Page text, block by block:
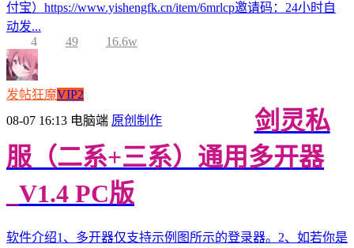
付宝）https://www.yishengfk.cn/item/6mrlcp邀请码：24小时自
动发...
4
49 16.6w
发帖狂魔VIP2
08-07 16:13 电脑端 原创制作
剑灵私
服（二系+三系）通用多开器
_V1.4 PC版
软件介绍1、多开器仅支持示例图所示的登录器。2、如若你是